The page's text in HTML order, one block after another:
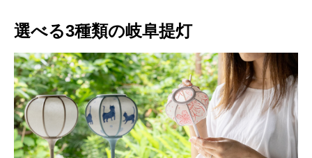
選べる3種類の岐阜提灯